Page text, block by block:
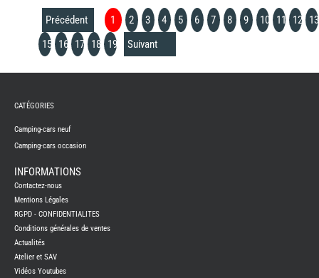
Précédent 1 2 3 4 5 6 7 8 9 10 11 12
13
15
16 17 18 19 Suivant
CAMPING-
NEUFS
CAMPING-
CAMPING-
BENIMAR
CAMPING-
CARADO
CAMPING-
CATÉGORIES
Camping-cars neuf
Camping-cars occasion
INFORMATIONS
Contactez-nous
Mentions Légales
RGPD - CONFIDENTIALITES
Conditions générales de ventes
Actualités
Atelier et SAV
Vidéos Youtubes